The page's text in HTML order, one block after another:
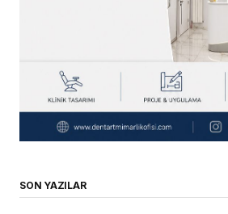
SON YAZILAR